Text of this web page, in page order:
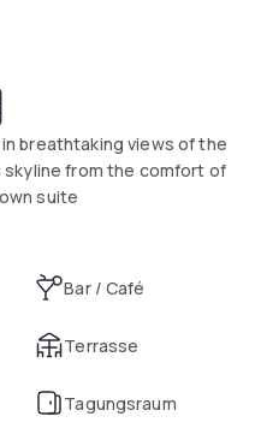
in breathtaking views of the
skyline from the comfort of
suite
Bar / Café
Terrasse
Tagungsraum